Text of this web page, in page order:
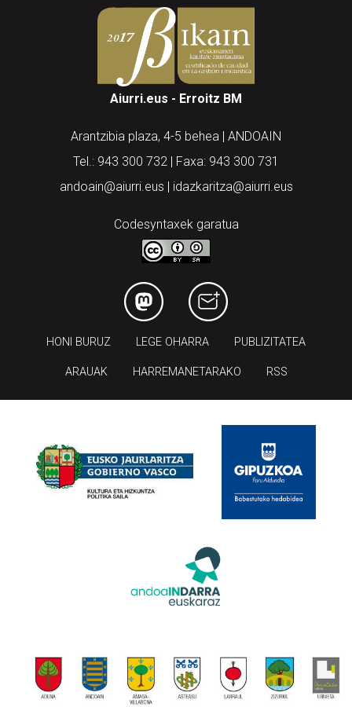
Aiurri.eus - Erroitz BM
Arantzibia plaza, 4-5 behea | ANDOAIN
Tel.: 943 300 732 | Faxa: 943 300 731
andoain@aiurri.eus | idazkaritza@aiurri.eus
Codesyntaxek garatua
HONI BURUZ LEGE OHARRA PUBLIZITATEA
ARAUAK HARREMANETARAKO RSS